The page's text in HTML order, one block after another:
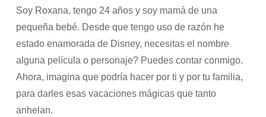
Soy Roxana, tengo 24 años y soy mamá de una
pequeña bebé. Desde que tengo uso de razón he
estado enamorada de Disney, necesitas el nombre
alguna película o personaje? Puedes contar conmigo.
Ahora, imagina que podría hacer por ti y por tu familia,
para darles esas vacaciones mágicas que tanto
anhelan.